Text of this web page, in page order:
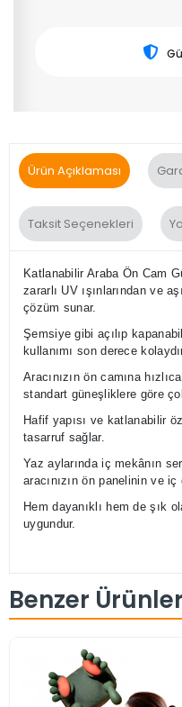
Ürün Açıklaması
Taksit Seçenekleri
Katlanabilir Araba Ön Cam
zararlı UV ışınlarından ve
çözüm sunar.
Şemsiye gibi açılıp
kullanımı son derece
Aracınızın ön camına
standart güneşliklere göre
Hafif yapısı ve katlanabilir
tasarruf sağlar.
Yaz aylarında iç mekânın
aracınızın ön panelinin ve
Hem dayanıklı hem de şık
uygundur.
Benzer Ürünler